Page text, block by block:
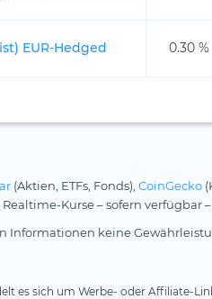
EUR-Hedged 0.30 %
(Aktien, ETFs, Fonds), CoinGecko
Realtime-Kurse – sofern
keine
es sich um Werbe- oder Affiliate-